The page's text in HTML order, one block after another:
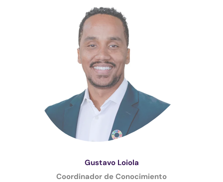
Gustavo Loiola
Coordinador de Conocimiento